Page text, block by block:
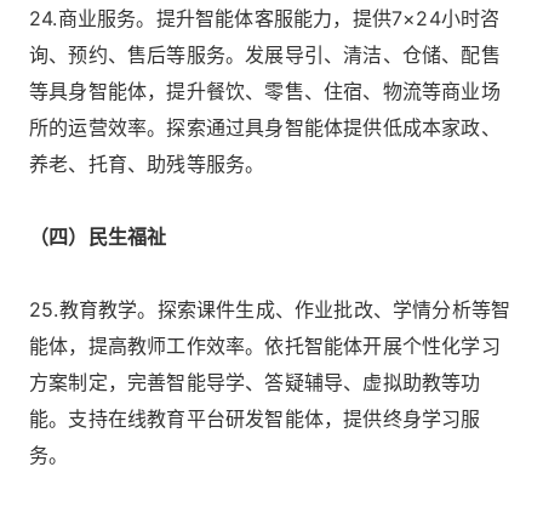
24.商业服务。提升智能体客服能力，提供7×24小时咨
询、预约、售后等服务。发展导引、清洁、仓储、配售
等具身智能体，提升餐饮、零售、住宿、物流等商业场
所的运营效率。探索通过具身智能体提供低成本家政、
养老、托育、助残等服务。
（四）民生福祉
25.教育教学。探索课件生成、作业批改、学情分析等智
能体，提高教师工作效率。依托智能体开展个性化学习
方案制定，完善智能导学、答疑辅导、虚拟助教等功
能。支持在线教育平台研发智能体，提供终身学习服
务。